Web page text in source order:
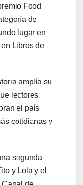
Food
de
lugar en
Libros de
amplía su
lectores
el país
cotidianas y
segunda
y Lola y el